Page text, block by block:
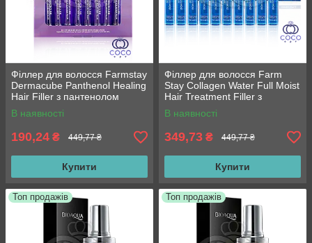
Філлер для волосся Farmstay
Dermacube Panthenol Healing
Hair Filler з пантенолом
В наявності
190,24 ₴ 449,77 ₴
Купити
Філлер для волосся Farm
Stay Collagen Water Full Moist
Hair Treatment Filler з
колагеном 10*13 мл
В наявності
349,73 ₴ 449,77 ₴
Купити
Топ продажів Топ продажів